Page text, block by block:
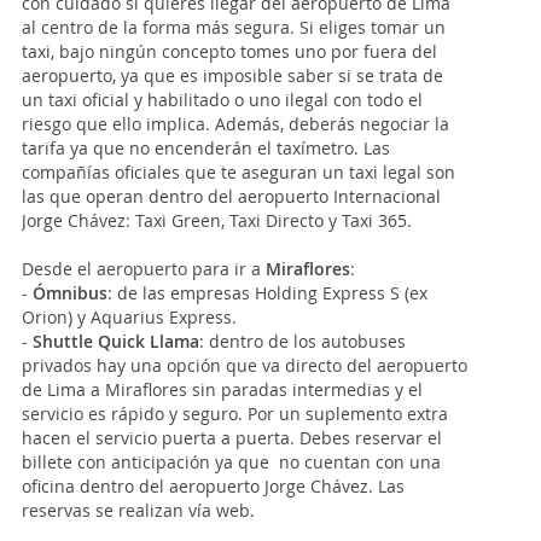
al centro de la forma más segura. Si eliges tomar un
taxi, bajo ningún concepto tomes uno por fuera del
aeropuerto, ya que es imposible saber si se trata de
un taxi oficial y habilitado o uno ilegal con todo el
riesgo que ello implica. Además, deberás negociar la
tarifa ya que no encenderán el taxímetro. Las
compañías oficiales que te aseguran un taxi legal son
las que operan dentro del aeropuerto Internacional
Jorge Chávez: Taxi Green, Taxi Directo y Taxi 365.
Desde el aeropuerto para ir a Miraflores:
- Ómnibus: de las empresas Holding Express S (ex
Orion) y Aquarius Express.
- Shuttle Quick Llama: dentro de los autobuses
privados hay una opción que va directo del aeropuerto
de Lima a Miraflores sin paradas intermedias y el
servicio es rápido y seguro. Por un suplemento extra
hacen el servicio puerta a puerta. Debes reservar el
billete con anticipación ya que no cuentan con una
oficina dentro del aeropuerto Jorge Chávez. Las
reservas se realizan vía web.